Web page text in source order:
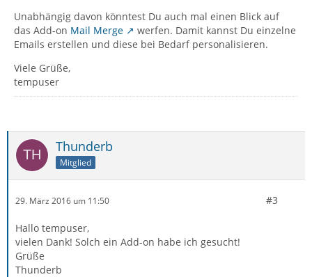
Unabhängig davon könntest Du auch mal einen Blick auf
das Add-on Mail Merge
werfen. Damit kannst Du einzelne
Emails erstellen und diese bei Bedarf personalisieren.
Viele Grüße,
tempuser
Thunderb
Mitglied
29. März 2016 um 11:50 #3
Hallo tempuser,
vielen Dank! Solch ein Add-on habe ich gesucht!
Grüße
Thunderb